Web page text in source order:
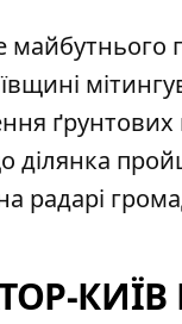
ґрунтових
ділянка
радарі
КИЇВ